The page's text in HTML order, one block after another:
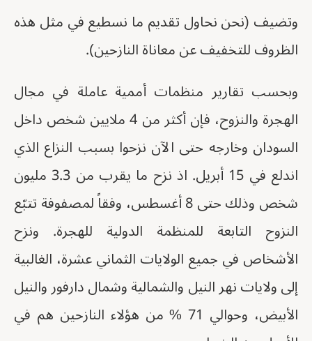
وتضيف (نحن نحاول تقديم ما نسطيع في مثل هذه
الظروف للتخفيف عن معاناة النازحين).
وبحسب تقارير منظمات أممية عاملة في مجال
الهجرة والنزوح، فإن أكثر من 4 ملايين شخص داخل
السودان وخارجه حتى الآن نزحوا بسبب النزاع الذي
اندلع في 15 أبريل. اذ نزح ما يقرب من 3.3 مليون
شخص وذلك حتى 8 أغسطس، وفقاً لمصفوفة تتبّع
النزوح التابعة للمنظمة الدولية للهجرة. ونزح
الأشخاص في جميع الولايات الثماني عشرة، الغالبية
إلى ولايات نهر النيل والشمالية وشمال دارفور والنيل
الأبيض، وحوالي 71 % من هؤلاء النازحين هم في